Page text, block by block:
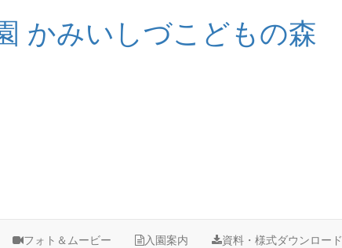
かみいしづこどもの森
フォト＆ムービー 入園案内 資料・様式ダウンロード